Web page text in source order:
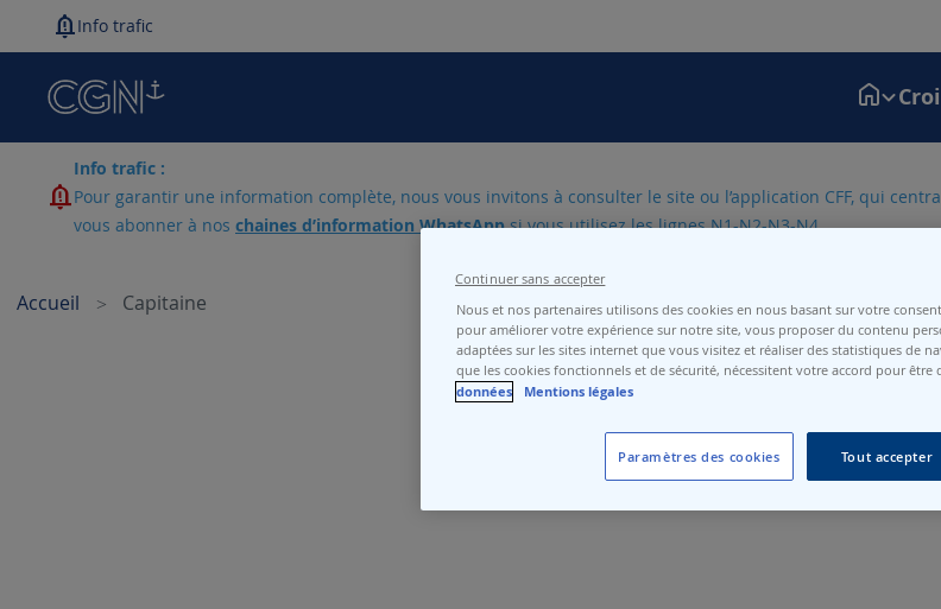
Info trafic
Info trafic :
Pour garantir une information complète, nous vous invitons à consulter le site ou l’application CFF, qui
vous abonner à nos chaines d’information WhatsAppsi vous utilisez les lignes N1-N2-N3-N4.
Accueil Capitaine
Nous et nos partenaires utilisons des cookies en nous basant sur votre
pour améliorer votre expérience sur notre site, vous proposer du contenu
adaptées sur les sites internet que vous visitez et réaliser des statistiques de
que les cookies fonctionnels et de sécurité, nécessitent votre accord pour être
données
Mentions légales
Paramètres des cookies Tout accepter
Continuer sans accepter